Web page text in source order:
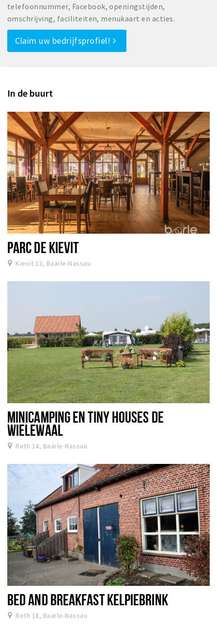
telefoonnummer, Facebook, openingstijden,
omschrijving, faciliteiten, menukaart en acties.
Claim uw bedrijfsprofiel!
In de buurt
PARC DE KIEVIT
Kievit 12, Baarle-Nassau
MINICAMPING EN TINY HOUSES DE
WIELEWAAL
Reth 14, Baarle-Nassau
BED AND BREAKFAST KELPIEBRINK
Reth 18, Baarle-Nassau